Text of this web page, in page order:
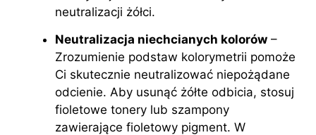
neutralizacji żółci.
Neutralizacja niechcianych kolorów –
Zrozumienie podstaw kolorymetrii pomoże
Ci skutecznie neutralizować niepożądane
odcienie. Aby usunąć żółte odbicia, stosuj
fioletowe tonery lub szampony
zawierające fioletowy pigment. W